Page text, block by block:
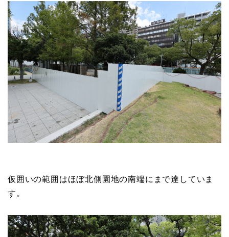
仮囲いの範囲はほぼ北側園地の南端にまで達していま
す。